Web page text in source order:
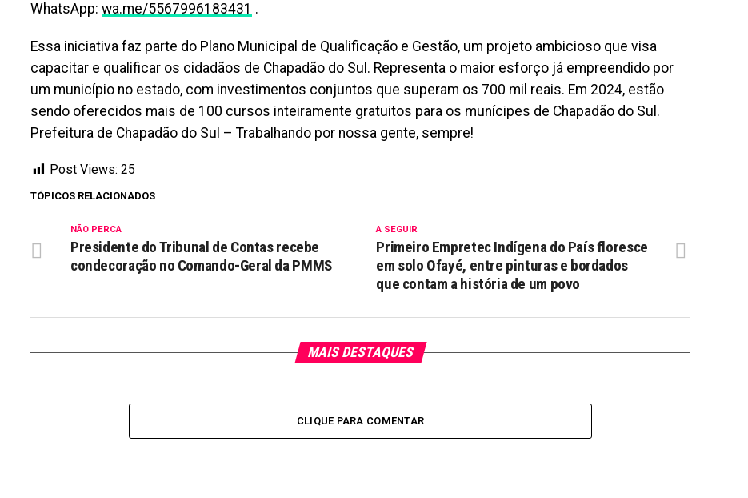
WhatsApp: wa.me/5567996183431 .
Essa iniciativa faz parte do Plano Municipal de Qualificação e Gestão, um projeto ambicioso que visa
capacitar e qualificar os cidadãos de Chapadão do Sul. Representa o maior esforço já empreendido por
um município no estado, com investimentos conjuntos que superam os 700 mil reais. Em 2024, estão
sendo oferecidos mais de 100 cursos inteiramente gratuitos para os munícipes de Chapadão do Sul.
Prefeitura de Chapadão do Sul – Trabalhando por nossa gente, sempre!
Post Views: 25
TÓPICOS RELACIONADOS
A SEGUIR
Primeiro Empretec Indígena do País floresce
em solo Ofayé, entre pinturas e bordados
que contam a história de um povo
NÃO PERCA
Presidente do Tribunal de Contas recebe
condecoração no Comando-Geral da PMMS
MAIS DESTAQUES
CLIQUE PARA COMENTAR